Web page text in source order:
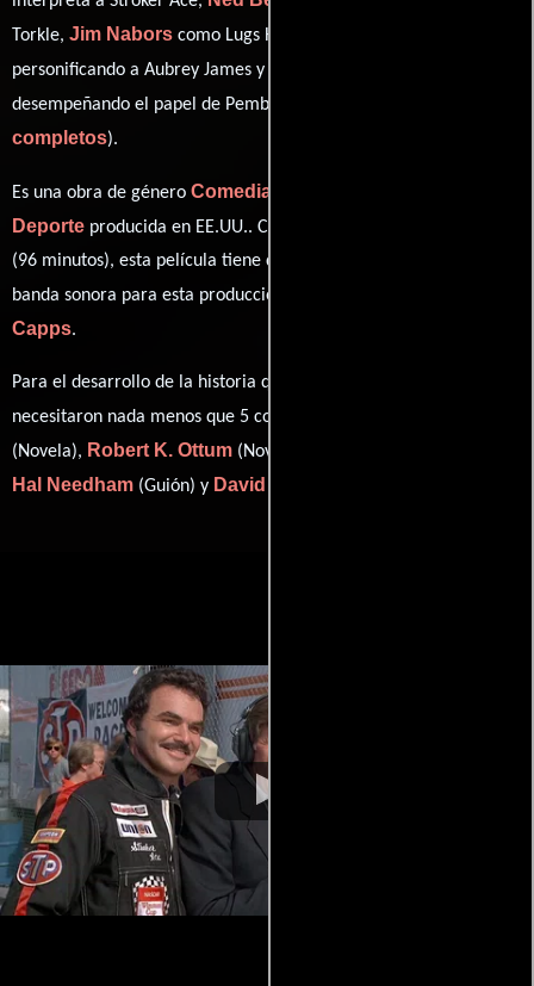
Torkle, Jim Nabors como Lugs Harvey,
personificando a Aubrey James y
desempeñando el papel de Pembrook Feeney (
completos).
Es una obra de género Comedia
Deporte producida en EE.UU.. Con una duración de 01 hr 36 min
(96 minutos), esta película tiene diálogos originales en
banda sonora para esta producción ha sido compuesta por
Capps.
Para el desarrollo de la historia que cuenta esta obra, se
necesitaron nada menos que 5 colaboraciones.
(Novela), Robert K. Ottum (Novela),
Hal Needham (Guión) y David E. Peckinpah